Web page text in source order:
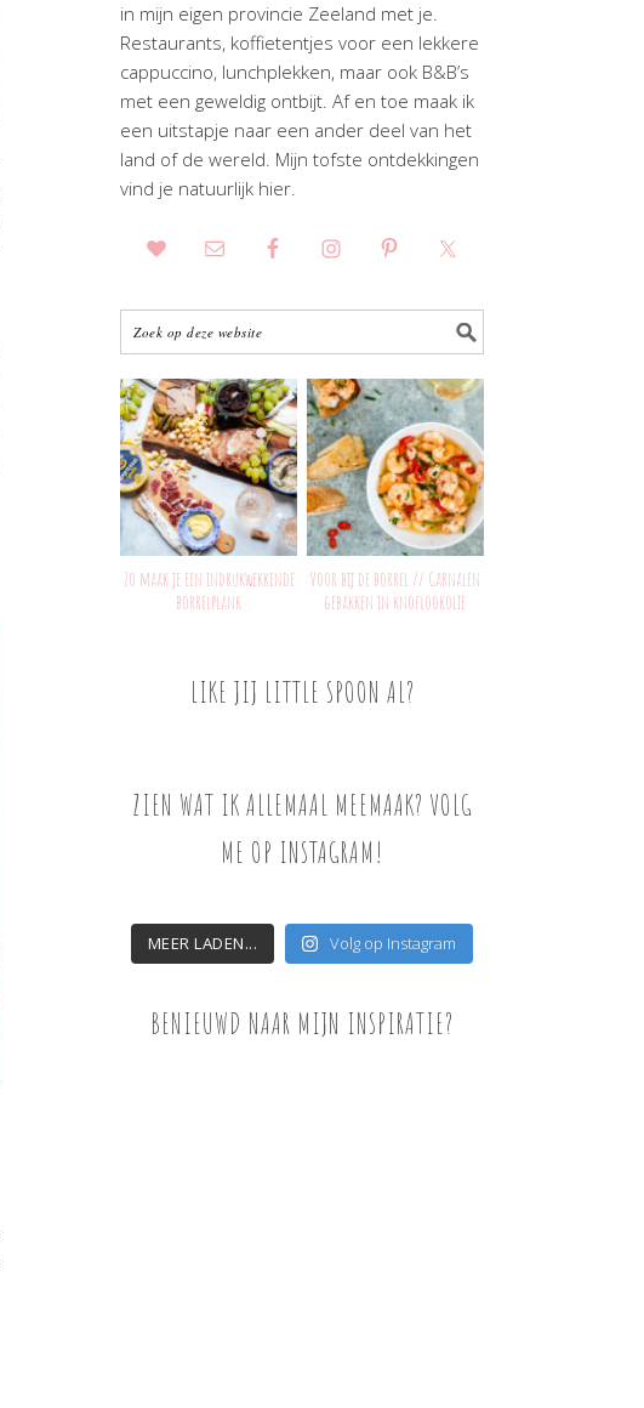
in mijn eigen provincie Zeeland met je.
Restaurants, koffietentjes voor een lekkere
cappuccino, lunchplekken, maar ook B&B’s
met een geweldig ontbijt. Af en toe maak ik
een uitstapje naar een ander deel van het
land of de wereld. Mijn tofste ontdekkingen
vind je natuurlijk hier.
Zo maak je een indrukwekkende
borrelplank
Voor bij de borrel // Garnalen
gebakken in knoflookolie
LIKE JIJ LITTLE SPOON AL?
ZIEN WAT IK ALLEMAAL MEEMAAK? VOLG
ME OP INSTAGRAM!
MEER LADEN... Volg op Instagram
BENIEUWD NAAR MIJN INSPIRATIE?